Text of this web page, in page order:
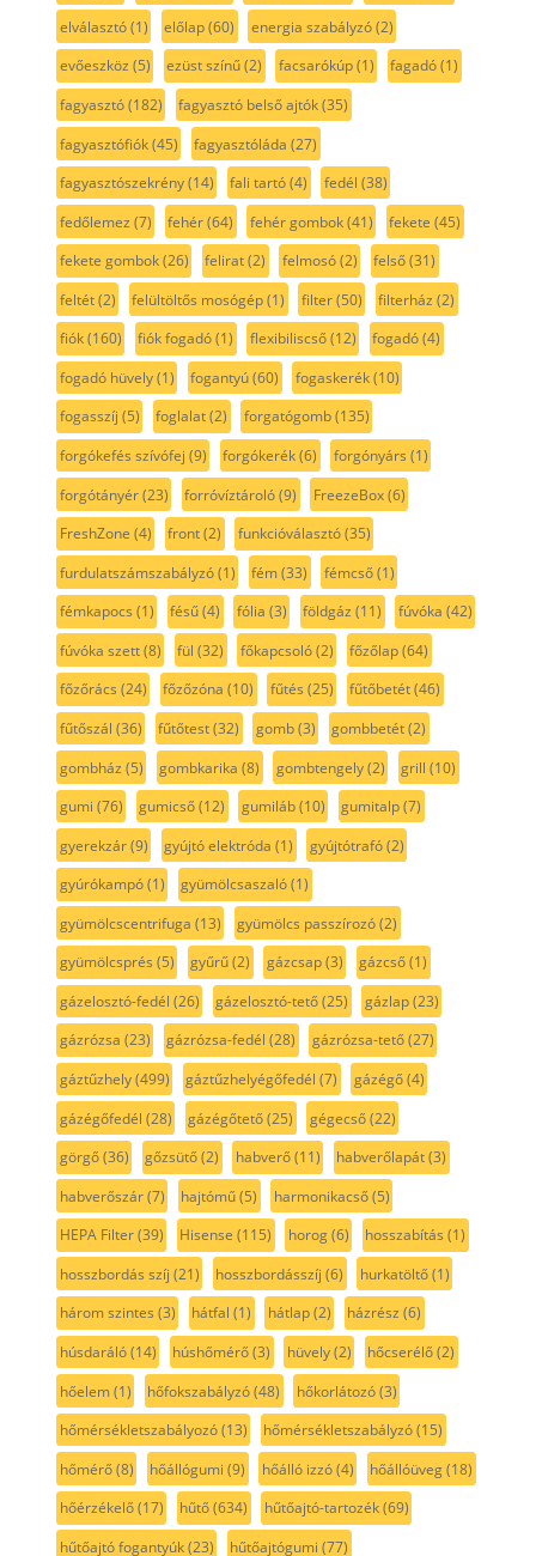
elválasztó(1) előlap(60) energia szabályzó(2)
evőeszköz (5) ezüst színű(2) facsarókúp(1) fagadó(1)
fagyasztó(182) fagyasztó belső ajtók(35)
fagyasztófiók(45) fagyasztóláda (27)
fagyasztószekrény(14) fali tartó(4) fedél (38)
fedőlemez (7) fehér(64) fehér gombok(41) fekete (45)
fekete gombok(26) felirat(2) felmosó(2) felső(31)
feltét(2) felültöltős mosógép(1) filter(50) filterház (2)
fiók(160) fiók fogadó(1) flexibiliscső(12) fogadó(4)
fogadó hüvely(1) fogantyú(60) fogaskerék(10)
fogasszíj (5) foglalat(2) forgatógomb(135)
forgókefés szívófej (9) forgókerék(6) forgónyárs (1)
forgótányér(23) forróvíztároló(9) FreezeBox(6)
FreshZone (4) front(2) funkcióválasztó(35)
furdulatszámszabályzó(1) fém(33) fémcső(1)
fémkapocs (1) fésű(4) fólia (3) földgáz (11) fúvóka (42)
fúvóka szett(8) fül (32) főkapcsoló(2) főzőlap(64)
főzőrács (24) főzőzóna (10) fűtés (25) fűtőbetét(46)
fűtőszál (36) fűtőtest(32) gomb(3) gombbetét(2)
gombház (5) gombkarika (8) gombtengely(2) grill (10)
gumi (76) gumicső(12) gumiláb(10) gumitalp(7)
gyerekzár(9) gyújtó elektróda (1) gyújtótrafó(2)
gyúrókampó(1) gyümölcsaszaló(1)
gyümölcscentrifuga (13) gyümölcs passzírozó(2)
gyümölcsprés (5) gyűrű(2) gázcsap(3) gázcső(1)
gázelosztó-fedél (26) gázelosztó-tető(25) gázlap(23)
gázrózsa (23) gázrózsa-fedél (28) gázrózsa-tető(27)
gáztűzhely(499) gáztűzhelyégőfedél (7) gázégő(4)
gázégőfedél (28) gázégőtető(25) gégecső(22)
görgő(36) gőzsütő(2) habverő(11) habverőlapát(3)
habverőszár(7) hajtómű(5) harmonikacső(5)
HEPA Filter(39) Hisense (115) horog(6) hosszabítás (1)
hosszbordás szíj (21) hosszbordásszíj (6) hurkatöltő(1)
három szintes (3) hátfal (1) hátlap(2) házrész (6)
húsdaráló(14) húshőmérő(3) hüvely(2) hőcserélő(2)
hőelem(1) hőfokszabályzó(48) hőkorlátozó(3)
hőmérsékletszabályozó(13) hőmérsékletszabályzó(15)
hőmérő(8) hőállógumi (9) hőálló izzó(4) hőállóüveg(18)
hőérzékelő(17) hűtő(634) hűtőajtó-tartozék(69)
hűtőajtó fogantyúk(23) hűtőajtógumi (77)